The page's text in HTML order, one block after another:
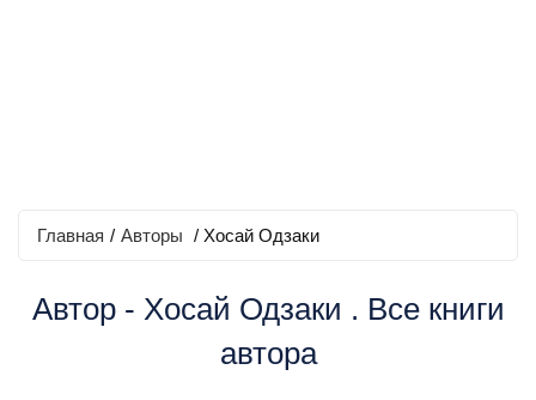
Главная / Авторы / Хосай Одзаки
Автор - Хосай Одзаки . Все книги
автора